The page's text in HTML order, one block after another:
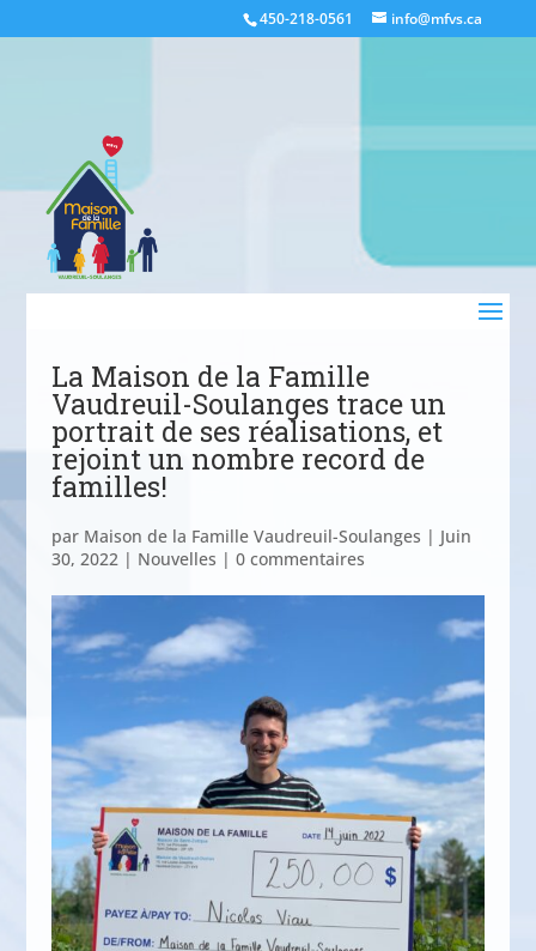
450-218-0561 info@mfvs.ca
La Maison de la Famille
Vaudreuil-Soulanges trace un
portrait de ses réalisations, et
rejoint un nombre record de
familles!
par Maison de la Famille Vaudreuil-Soulanges | Juin
30, 2022| Nouvelles | 0 commentaires